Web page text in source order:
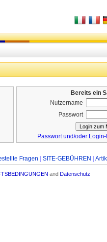
Bereits ein
Nutzername
Passwort
Passwort und/oder
Fragen SITE-GEBÜHREN
and Datenschutz